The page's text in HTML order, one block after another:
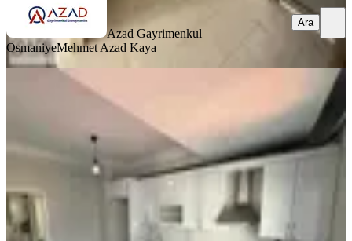
Azad Gayrimenkul
OsmaniyeMehmet Azad Kaya
Ara
BALKONLU
Azad- Pazartesi Pazarı Civarı
Yatırımlık Satılık 3+1 140m2 Daire
Merkez, Eyüp Sultan Mahallesi
3+1
·5. Kat·03.07.2026
3.550.000 ₺